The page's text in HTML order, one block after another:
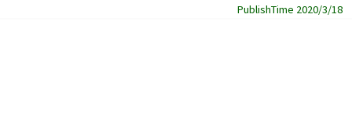
PublishTime 2020/3/18